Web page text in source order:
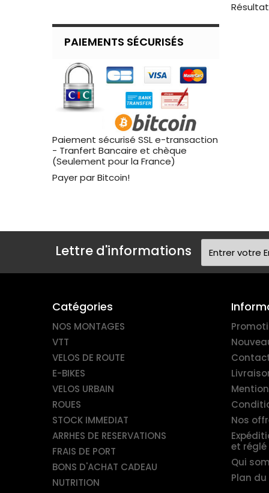
PAIEMENTS SÉCURISÉS
Paiement sécurisé SSL e-transaction
- Tranfert Bancaire et chèque
(Seulement pour la France)
Payer par Bitcoin!
Lettre d'informations
Catégories
NOS MONTAGES
VTT
VELOS DE ROUTE
E-BIKES
VELOS URBAIN
ROUES
STOCK IMMEDIAT
ARRHES DE RESERVATIONS
FRAIS DE PORT
BONS D'ACHAT CADEAU
NUTRITION
Nos
et réglé
Qui
Plan